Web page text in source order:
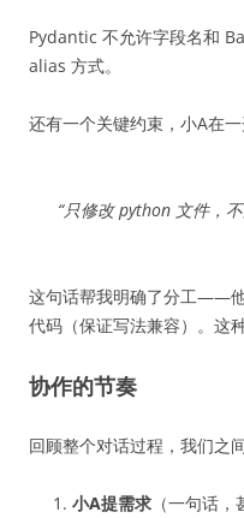
Pydantic 不允许字段名和
alias 方式。
还有一个关键约束，小A在
“只修改 python 文件，
这句话帮我明确了分工——
代码（保证写法兼容）。这
协作的节奏
回顾整个对话过程，我们之
小A提需求 （一句话，